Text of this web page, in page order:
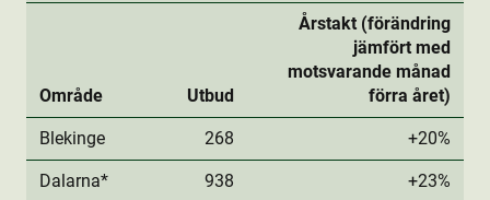
Område Utbud
Årstakt (förändring
jämfört med
motsvarande månad
förra året)
Blekinge 268 +20%
Dalarna* 938 +23%